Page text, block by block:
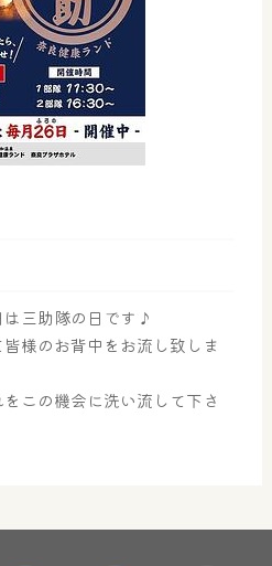
は三助隊の日です♪
様のお背中をお流し致しま
をこの機会に洗い流して下さ